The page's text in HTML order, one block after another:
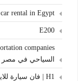
car rental in Egypt
E200
السياحي في مصر
H1 | فان سيارة للايجار